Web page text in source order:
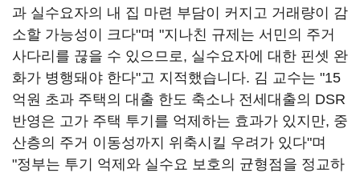
과 실수요자의 내 집 마련 부담이 커지고 거래량이 감
소할 가능성이 크다"며 "지나친 규제는 서민의 주거
사다리를 끊을 수 있으므로, 실수요자에 대한 핀셋 완
화가 병행돼야 한다"고 지적했습니다. 김 교수는 "15
억원 초과 주택의 대출 한도 축소나 전세대출의 DSR
반영은 고가 주택 투기를 억제하는 효과가 있지만, 중
산층의 주거 이동성까지 위축시킬 우려가 있다"며
"정부는 투기 억제와 실수요 보호의 균형점을 정교하